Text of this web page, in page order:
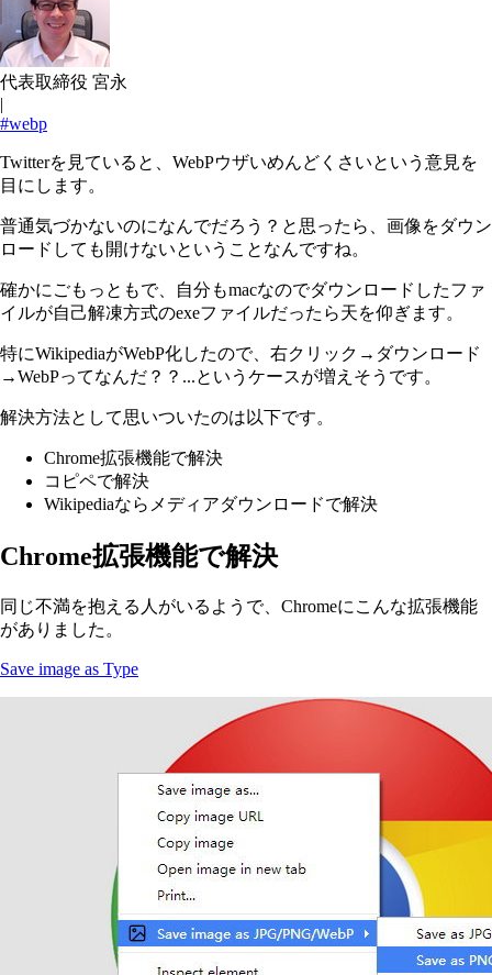
代表取締役 宮永
|
#webp
Twitterを見ていると、WebPウザいめんどくさいという意見を
目にします。
普通気づかないのになんでだろう？と思ったら、画像をダウン
ロードしても開けないということなんですね。
確かにごもっともで、自分もmacなのでダウンロードしたファ
イルが自己解凍方式のexeファイルだったら天を仰ぎます。
特にWikipediaがWebP化したので、右クリック→ダウンロード
→WebPってなんだ？？...というケースが増えそうです。
解決方法として思いついたのは以下です。
Chrome拡張機能で解決
コピペで解決
Wikipediaならメディアダウンロードで解決
Chrome拡張機能で解決
同じ不満を抱える人がいるようで、Chromeにこんな拡張機能
がありました。
Save image as Type